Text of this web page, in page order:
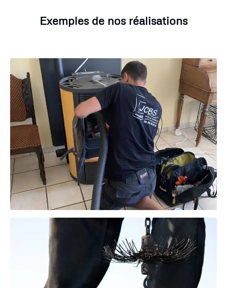
Exemples de nos réalisations